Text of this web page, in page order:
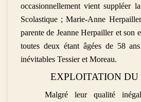
occasionnellement vient suppléer
Scolastique ; Marie-Anne
parente de Jeanne Herpailler et son
toutes deux étant âgées de 58
inévitables Tessier et Moreau.
EXPLOITATION DU
Malgré leur qualité